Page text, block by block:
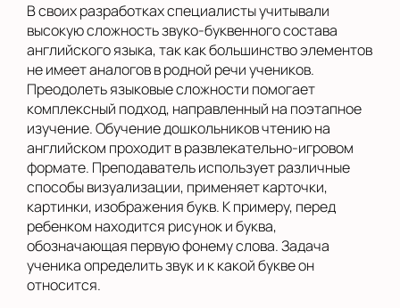
В своих разработках специалисты учитывали
высокую сложность звуко-буквенного состава
английского языка, так как большинство элементов
не имеет аналогов в родной речи учеников.
Преодолеть языковые сложности помогает
комплексный подход, направленный на поэтапное
изучение. Обучение дошкольников чтению на
английском проходит в развлекательно-игровом
формате. Преподаватель использует различные
способы визуализации, применяет карточки,
картинки, изображения букв. К примеру, перед
ребенком находится рисунок и буква,
обозначающая первую фонему слова. Задача
ученика определить звук и к какой букве он
относится.